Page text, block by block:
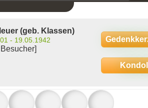
(geb. Klassen)
- 19.05.1942